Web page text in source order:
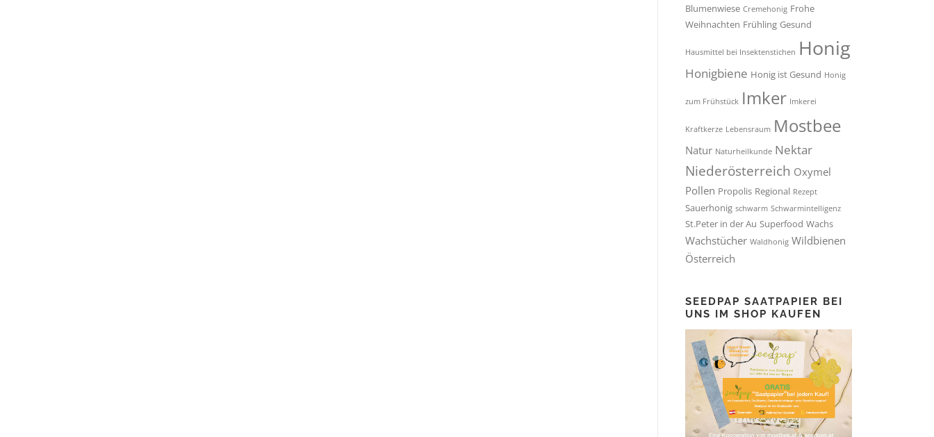
Blumenwiese Cremehonig Frohe
Weihnachten Frühling Gesund
Hausmittel bei Insektenstichen Honig
Honigbiene Honig ist Gesund Honig
zum Frühstück Imker Imkerei
Kraftkerze Lebensraum Mostbee
Natur Naturheilkunde Nektar
Niederösterreich Oxymel
Pollen Propolis Regional Rezept
Sauerhonig schwarm Schwarmintelligenz
St.Peter in der Au Superfood Wachs
Wachstücher Waldhonig Wildbienen
Österreich
SEEDPAP SAATPAPIER BEI
UNS IM SHOP KAUFEN